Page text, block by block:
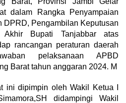
dalam Rangka Penyampaian
DPRD, Pengambilan Keputusan
Bupati Tanjabbar atas
rancangan peraturan daerah
pelaksanaan APBD
Barat tahun anggaran 2024. M
ini dipimpin oleh Wakil Ketua I
didampingi Wakil